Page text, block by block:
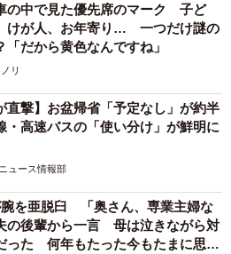
の中で見た優先席のマーク 子ど
けが人、お年寄り… 一つだけ謎の
「だから黄色なんですね」
リ
直撃】お盆帰省「予定なし」が約半
高速バスの「使い分け」が鮮明に
ュース情報部
腕を亜脱臼 「奥さん、専業主婦な
の後輩から一言 母は泣きながら対
った 何年もたった今もたまに思い